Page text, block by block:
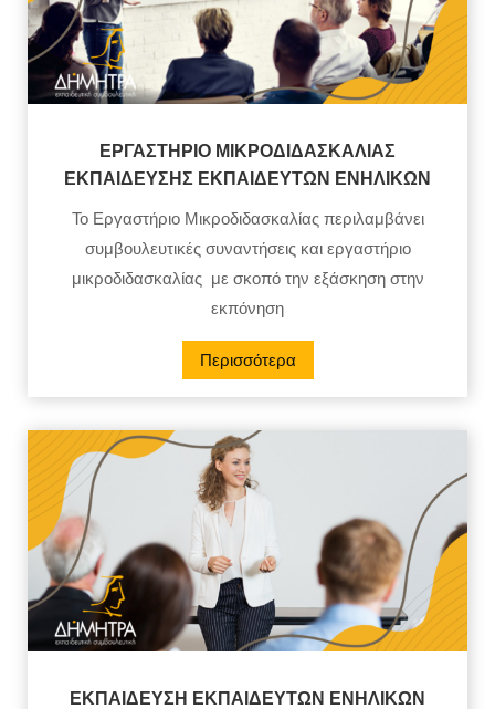
ΕΡΓΑΣΤΗΡΙΟ ΜΙΚΡΟΔΙΔΑΣΚΑΛΙΑΣ
ΕΚΠΑΙΔΕΥΣΗΣ ΕΚΠΑΙΔΕΥΤΩΝ ΕΝΗΛΙΚΩΝ
Το Εργαστήριο Μικροδιδασκαλίας περιλαμβάνει
συμβουλευτικές συναντήσεις και εργαστήριο
μικροδιδασκαλίας με σκοπό την εξάσκηση στην
εκπόνηση
Περισσότερα
ΕΚΠΑΙΔΕΥΣΗ ΕΚΠΑΙΔΕΥΤΩΝ ΕΝΗΛΙΚΩΝ